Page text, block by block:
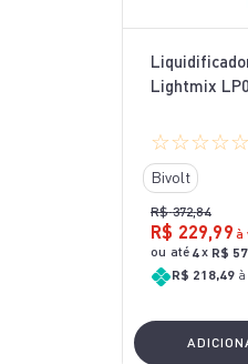
Lightmix
☆☆☆☆☆
Bivolt
R$ 372,84
R$ 229,99 à
ou até 4x R$ 57
R$ 218,49